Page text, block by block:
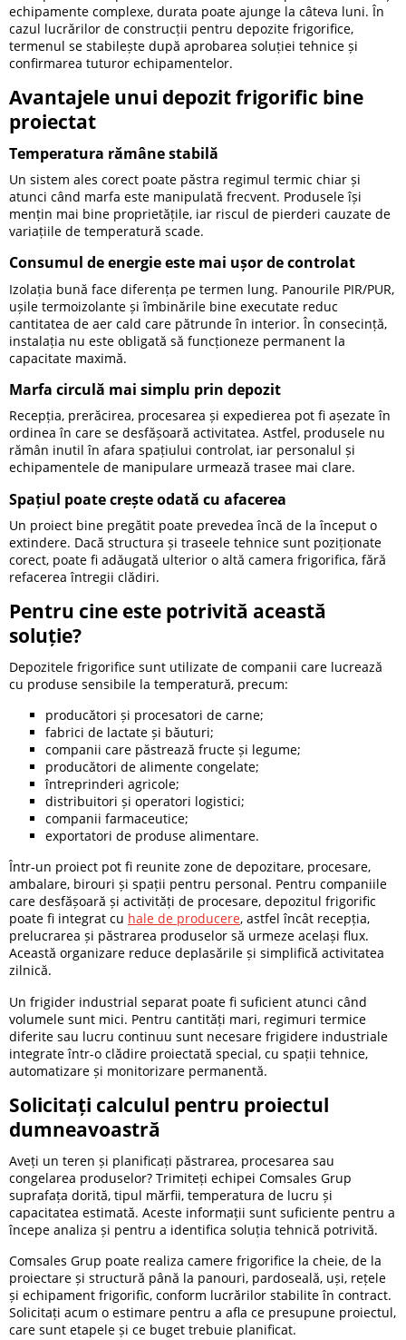
echipamente complexe, durata poate ajunge la câteva luni. În
cazul lucrărilor de construcții pentru depozite frigorifice,
termenul se stabilește după aprobarea soluției tehnice și
confirmarea tuturor echipamentelor.
Avantajele unui depozit frigorific bine
proiectat
Temperatura rămâne stabilă
Un sistem ales corect poate păstra regimul termic chiar și
atunci când marfa este manipulată frecvent. Produsele își
mențin mai bine proprietățile, iar riscul de pierderi cauzate de
variațiile de temperatură scade.
Consumul de energie este mai ușor de controlat
Izolația bună face diferența pe termen lung. Panourile PIR/PUR,
ușile termoizolante și îmbinările bine executate reduc
cantitatea de aer cald care pătrunde în interior. În consecință,
instalația nu este obligată să funcționeze permanent la
capacitate maximă.
Marfa circulă mai simplu prin depozit
Recepția, prerăcirea, procesarea și expedierea pot fi așezate în
ordinea în care se desfășoară activitatea. Astfel, produsele nu
rămân inutil în afara spațiului controlat, iar personalul și
echipamentele de manipulare urmează trasee mai clare.
Spațiul poate crește odată cu afacerea
Un proiect bine pregătit poate prevedea încă de la început o
extindere. Dacă structura și traseele tehnice sunt poziționate
corect, poate fi adăugată ulterior o altă camera frigorifica, fără
refacerea întregii clădiri.
Pentru cine este potrivită această
soluție?
Depozitele frigorifice sunt utilizate de companii care lucrează
cu produse sensibile la temperatură, precum:
producători și procesatori de carne;
fabrici de lactate și băuturi;
companii care păstrează fructe și legume;
producători de alimente congelate;
întreprinderi agricole;
distribuitori și operatori logistici;
companii farmaceutice;
exportatori de produse alimentare.
Într-un proiect pot fi reunite zone de depozitare, procesare,
ambalare, birouri și spații pentru personal. Pentru companiile
care desfășoară și activități de procesare, depozitul frigorific
poate fi integrat cu hale de producere, astfel încât recepția,
prelucrarea și păstrarea produselor să urmeze același flux.
Această organizare reduce deplasările și simplifică activitatea
zilnică.
Un frigider industrial separat poate fi suficient atunci când
volumele sunt mici. Pentru cantități mari, regimuri termice
diferite sau lucru continuu sunt necesare frigidere industriale
integrate într-o clădire proiectată special, cu spații tehnice,
automatizare și monitorizare permanentă.
Solicitați calculul pentru proiectul
dumneavoastră
Aveți un teren și planificați păstrarea, procesarea sau
congelarea produselor? Trimiteți echipei Comsales Grup
suprafața dorită, tipul mărfii, temperatura de lucru și
capacitatea estimată. Aceste informații sunt suficiente pentru a
începe analiza și pentru a identifica soluția tehnică potrivită.
Comsales Grup poate realiza camere frigorifice la cheie, de la
proiectare și structură până la panouri, pardoseală, uși, rețele
și echipament frigorific, conform lucrărilor stabilite în contract.
Solicitați acum o estimare pentru a afla ce presupune proiectul,
care sunt etapele și ce buget trebuie planificat.